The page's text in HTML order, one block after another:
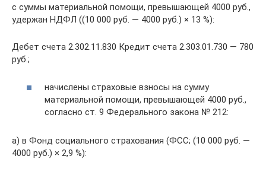
с суммы материальной помощи, превышающей 4000 руб.,
удержан НДФЛ ((10 000 руб. — 4000 руб.) × 13 %):
Дебет счета 2.302.11.830 Кредит счета 2.303.01.730 — 780
руб.;
начислены страховые взносы на сумму
материальной помощи, превышающей 4000 руб.,
согласно ст. 9 Федерального закона № 212:
а) в Фонд социального страхования (ФСС; (10 000 руб. —
4000 руб.) × 2,9 %):